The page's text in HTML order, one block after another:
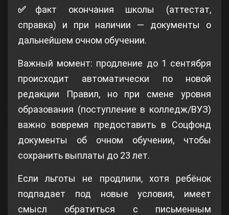
✅ факт окончания школы (аттестат,
справка) и при наличии — документы о
дальнейшем очном обучении.
Важный момент: продление до 1 сентября
происходит автоматически по новой
редакции Правил, но при смене уровня
образования (поступление в колледж/ВУЗ)
важно вовремя предоставить в Соцфонд
документы об очном обучении, чтобы
сохранить выплаты до 23 лет.
Если льготы не продлили, хотя ребёнок
подпадает под новые условия, имеет
смысл обратиться с письменным